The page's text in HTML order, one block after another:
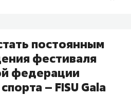
постоянным
фестиваля
федерации
– FISU Gala